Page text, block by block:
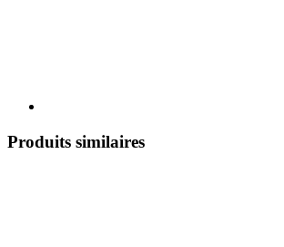
Produits similaires